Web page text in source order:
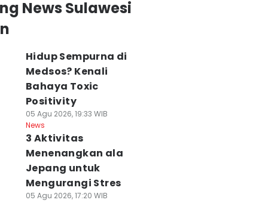
News Sulawesi
Hidup Sempurna di
Medsos? Kenali
Bahaya Toxic
Positivity
05 Agu 2026, 19:33 WIB
News
3 Aktivitas
Menenangkan ala
Jepang untuk
Mengurangi Stres
05 Agu 2026, 17:20 WIB